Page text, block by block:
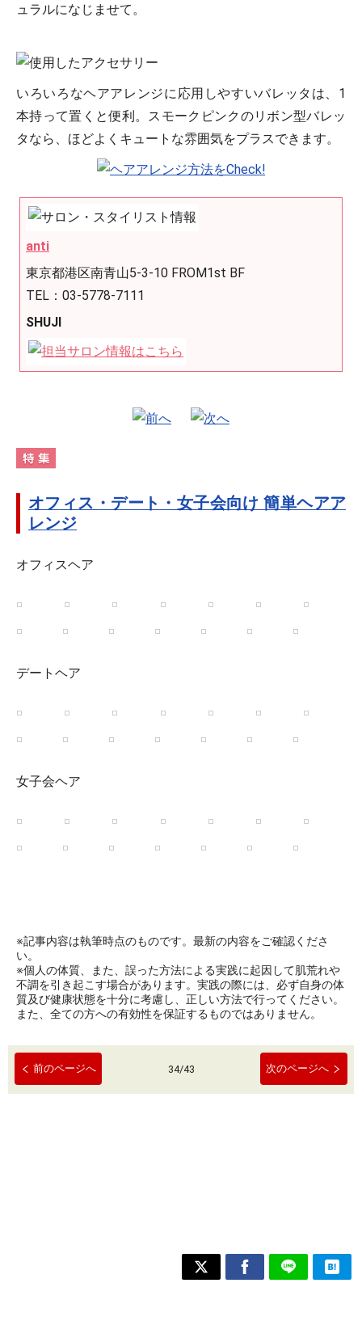
ュラルになじませて。
いろいろなヘアアレンジに応用しやすいバレッタは、1
本持って置くと便利。スモークピンクのリボン型バレッ
タなら、ほどよくキュートな雰囲気をプラスできます。
anti
東京都港区南青山5-3-10 FROM1st BF
TEL：03-5778-7111
SHUJI
オフィス・デート・女子会向け 簡単ヘアア
レンジ
オフィスヘア
デートヘア
女子会ヘア
※記事内容は執筆時点のものです。最新の内容をご確認くださ
い。
※個人の体質、また、誤った方法による実践に起因して肌荒れや
不調を引き起こす場合があります。実践の際には、必ず自身の体
質及び健康状態を十分に考慮し、正しい方法で行ってください。
また、全ての方への有効性を保証するものではありません。
前のページへ 34/43 次のページへ